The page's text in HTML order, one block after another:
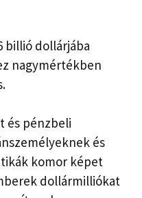
billió dollárjába
nagymértékben
és pénzbeli
és
komor képet
dollármilliókat